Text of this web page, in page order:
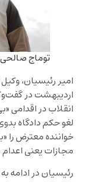
توماج
اردیبهشت در
انقلاب در اقدامی
لغو حکم دادگاه
خواننده معترض را
مجازات یعنی
رئیسیان در ادامه